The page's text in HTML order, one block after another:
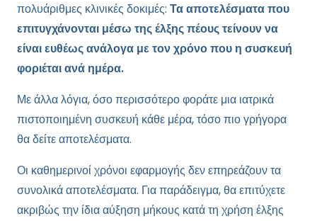
πολυάριθμες κλινικές δοκιμές: Τα αποτελέσματα που
επιτυγχάνονται μέσω της έλξης πέους τείνουν να
είναι ευθέως ανάλογα με τον χρόνο που η συσκευή
φοριέται ανά ημέρα.
Με άλλα λόγια, όσο περισσότερο φοράτε μια ιατρικά
πιστοποιημένη συσκευή κάθε μέρα, τόσο πιο γρήγορα
θα δείτε αποτελέσματα.
Οι καθημερινοί χρόνοι εφαρμογής δεν επηρεάζουν τα
συνολικά αποτελέσματα. Για παράδειγμα, θα επιτύχετε
ακριβώς την ίδια αύξηση μήκους κατά τη χρήση έλξης